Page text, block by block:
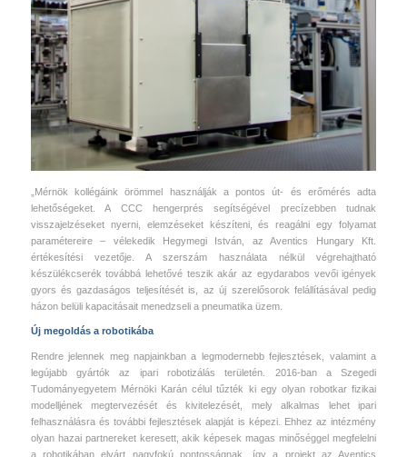
„Mérnök kollégáink örömmel használják a pontos út- és erőmérés adta
lehetőségeket. A CCC hengerprés segítségével precízebben tudnak
visszajelzéseket nyerni, elemzéseket készíteni, és reagálni egy folyamat
paramétereire – vélekedik Hegymegi István, az Aventics Hungary Kft.
értékesítési vezetője. A szerszám használata nélkül végrehajtható
készülékcserék továbbá lehetővé teszik akár az egydarabos vevői igények
gyors és gazdaságos teljesítését is, az új szerelősorok felállításával pedig
házon belüli kapacitásait menedzseli a pneumatika üzem.
Új megoldás a robotikába
Rendre jelennek meg napjainkban a legmodernebb fejlesztések, valamint a
legújabb gyártók az ipari robotizálás területén. 2016-ban a Szegedi
Tudományegyetem Mérnöki Karán célul tűzték ki egy olyan robotkar fizikai
modelljének megtervezését és kivitelezését, mely alkalmas lehet ipari
felhasználásra és további fejlesztések alapját is képezi. Ehhez az intézmény
olyan hazai partnereket keresett, akik képesek magas minőséggel megfelelni
a robotikában elvárt nagyfokú pontosságnak, így a projekt az Aventics